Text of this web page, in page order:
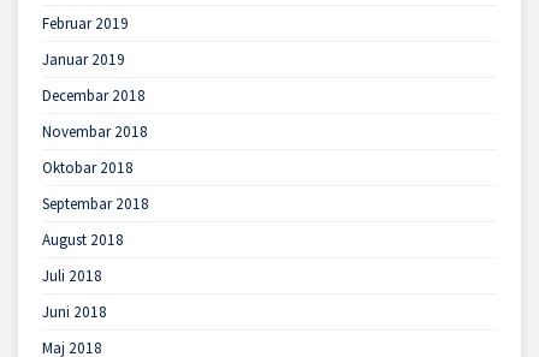
Februar 2019
Januar 2019
Decembar 2018
Novembar 2018
Oktobar 2018
Septembar 2018
August 2018
Juli 2018
Juni 2018
Maj 2018